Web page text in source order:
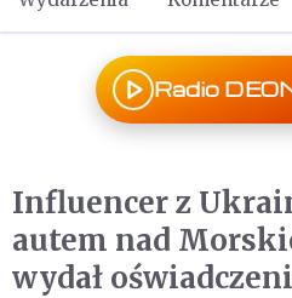
Radio
Influencer z
autem nad
wydał